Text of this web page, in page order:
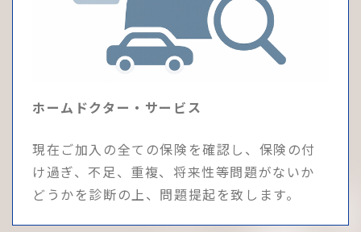
ホームドクター・サービス
現在ご加入の全ての保険を確認し、保険の付
け過ぎ、不足、重複、将来性等問題がないか
どうかを診断の上、問題提起を致します。